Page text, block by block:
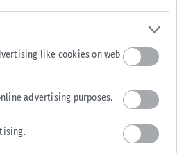
like cookies on web
advertising purposes.